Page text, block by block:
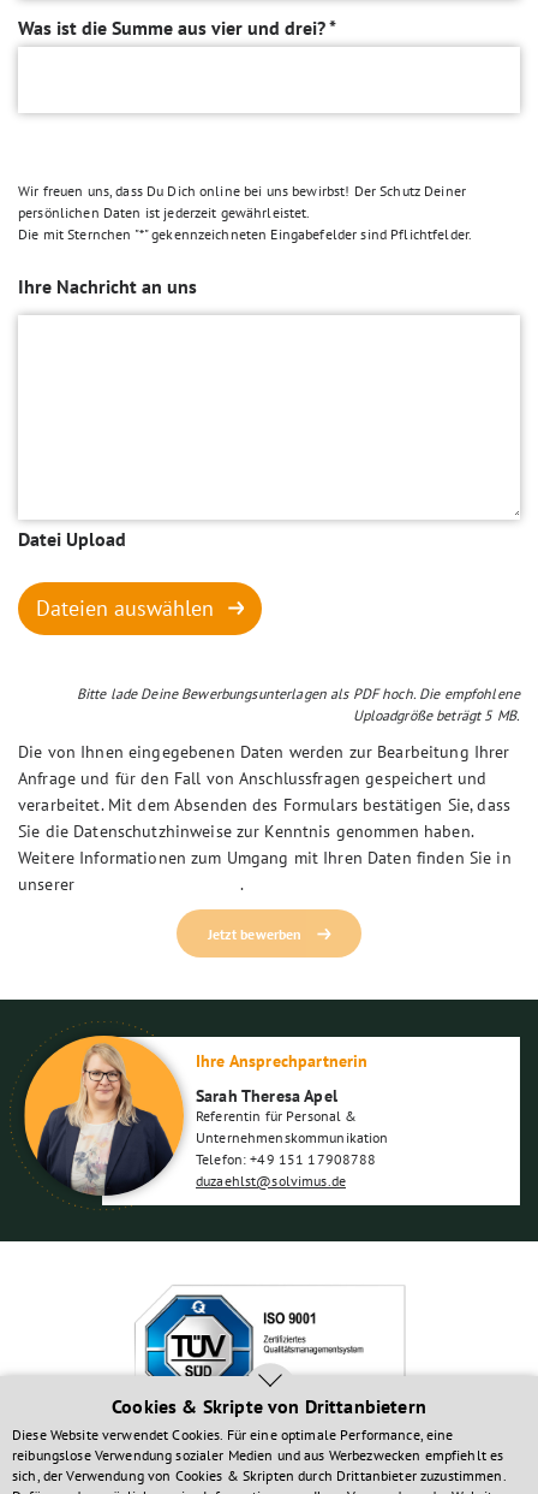
Was ist die Summe aus vier und drei? *
Wir freuen uns, dass Du Dich online bei uns bewirbst! Der Schutz Deiner
persönlichen Daten ist jederzeit gewährleistet.
Die mit Sternchen "*" gekennzeichneten Eingabefelder sind Pflichtfelder.
Ihre Nachricht an uns
Datei Upload
Dateien auswählen
Bitte lade Deine Bewerbungsunterlagen als PDF hoch. Die empfohlene
Uploadgröße beträgt 5 MB.
Die von Ihnen eingegebenen Daten werden zur Bearbeitung Ihrer
Anfrage und für den Fall von Anschlussfragen gespeichert und
verarbeitet. Mit dem Absenden des Formulars bestätigen Sie, dass
Sie die Datenschutzhinweise zur Kenntnis genommen haben.
Weitere Informationen zum Umgang mit Ihren Daten finden Sie in
unserer
Datenschutzerklärung.
Ihre Ansprechpartnerin
Sarah Theresa Apel
Referentin für Personal &
Unternehmenskommunikation
Telefon: +49 151 17908788
duzaehlst@solvimus.de
Investitionen gefördert durch:
Cookies & Skripte von Drittanbietern
Diese Website verwendet Cookies. Für eine optimale Performance, eine
reibungslose Verwendung sozialer Medien und aus Werbezwecken empfiehlt es
sich, der Verwendung von Cookies & Skripten durch Drittanbieter zuzustimmen.